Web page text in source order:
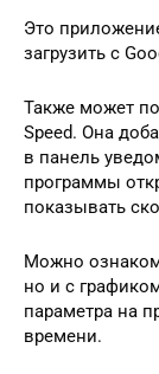
Это
загрузить с
Также может
Speed. Она
в панель
программы
показывать
Можно
но и с
параметра на
времени.